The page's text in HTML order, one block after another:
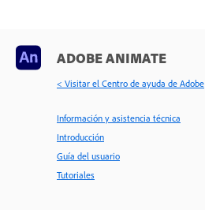
ADOBE ANIMATE
< Visitar el Centro de ayuda de Adobe
Información y asistencia técnica
Introducción
Guía del usuario
Tutoriales